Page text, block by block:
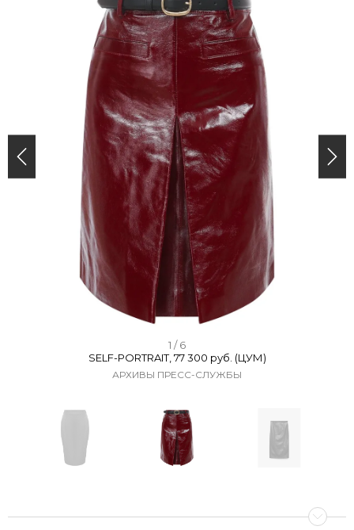
1 / 6
SELF-PORTRAIT, 77 300 руб. (ЦУМ)
АРХИВЫ ПРЕСС-СЛУЖБЫ
e